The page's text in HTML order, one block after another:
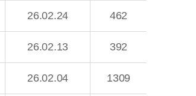
26.02.24 462
26.02.13 392
26.02.04 1309